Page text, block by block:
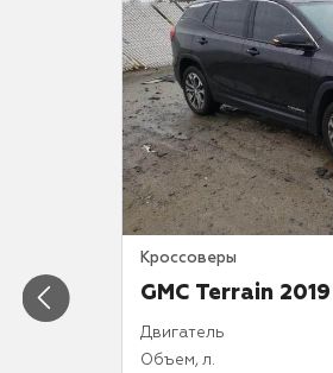
Кроссоверы
GMC Terrain 2019
Двигатель
Объем, л.